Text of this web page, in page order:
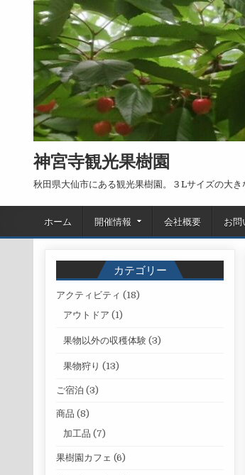
Skip to content
神宮寺観光果樹園
秋田県大仙市にある観光果樹園。３Lサイズの大き
ホーム 開催情報 会社概要 お
カテゴリー
アクティビティ (18)
アウトドア (1)
果物以外の収穫体験 (3)
果物狩り (13)
ご宿泊 (3)
商品 (8)
加工品 (7)
果樹園カフェ (6)